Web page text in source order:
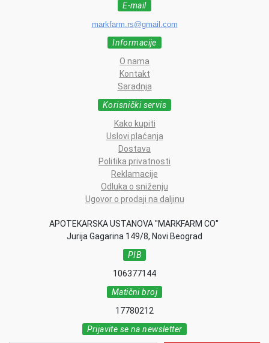
E-mail
markfarm.rs@gmail.com
Informacije
O nama
Kontakt
Saradnja
Korisnički servis
Kako kupiti
Uslovi plaćanja
Dostava
Politika privatnosti
Reklamacije
Odluka o sniženju
Ugovor o prodaji na daljinu
APOTEKARSKA USTANOVA "MARKFARM CO"
Jurija Gagarina 149/8, Novi Beograd
PIB
106377144
Matični broj
17780212
Prijavite se na newsletter